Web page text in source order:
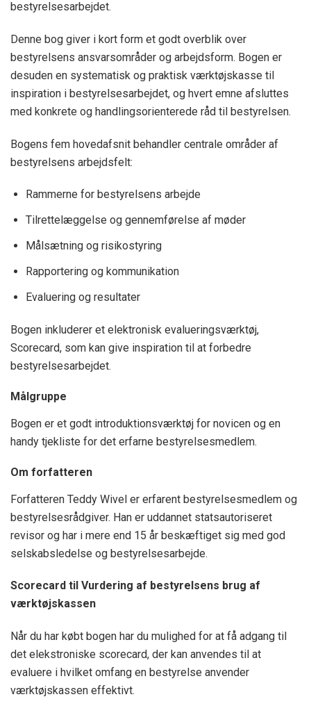
bestyrelsesarbejdet.
Denne bog giver i kort form et godt overblik over
bestyrelsens ansvarsområder og arbejdsform. Bogen er
desuden en systematisk og praktisk værktøjskasse til
inspiration i bestyrelsesarbejdet, og hvert emne afsluttes
med konkrete og handlingsorienterede råd til bestyrelsen.
Bogens fem hovedafsnit behandler centrale områder af
bestyrelsens arbejdsfelt:
Rammerne for bestyrelsens arbejde
Tilrettelæggelse og gennemførelse af møder
Målsætning og risikostyring
Rapportering og kommunikation
Evaluering og resultater
Bogen inkluderer et elektronisk evalueringsværktøj,
Scorecard, som kan give inspiration til at forbedre
bestyrelsesarbejdet.
Målgruppe
Bogen er et godt introduktionsværktøj for novicen og en
handy tjekliste for det erfarne bestyrelsesmedlem.
Om forfatteren
Forfatteren Teddy Wivel er erfarent bestyrelsesmedlem og
bestyrelsesrådgiver. Han er uddannet statsautoriseret
revisor og har i mere end 15 år beskæftiget sig med god
selskabsledelse og bestyrelsesarbejde.
Scorecard til Vurdering af bestyrelsens brug af
værktøjskassen
Når du har købt bogen har du mulighed for at få adgang til
det elekstroniske scorecard, der kan anvendes til at
evaluere i hvilket omfang en bestyrelse anvender
værktøjskassen effektivt.